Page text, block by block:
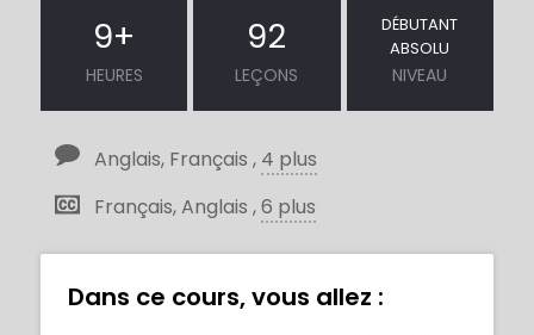
9+
HEURES
92
LEÇONS
DÉBUTANT
ABSOLU
NIVEAU
Anglais, Français , 4 plus
Français, Anglais ,6 plus
Dans ce cours, vous allez :